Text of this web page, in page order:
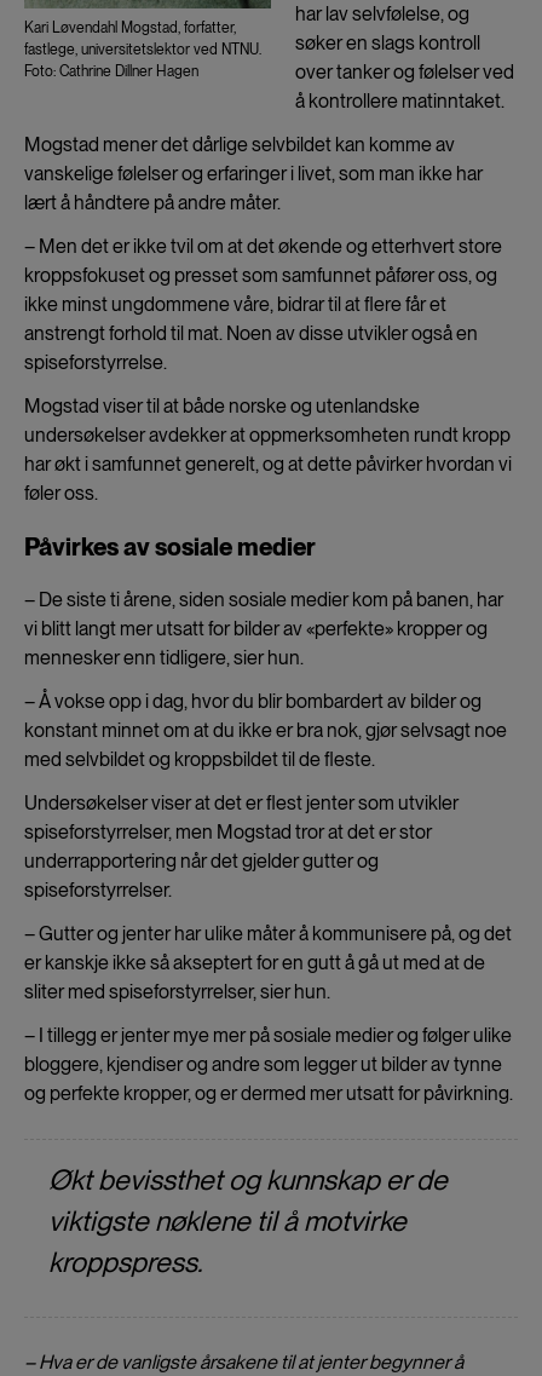
Kari Løvendahl Mogstad, forfatter,
fastlege, universitetslektor ved NTNU.
Foto: Cathrine Dillner Hagen
har lav selvfølelse, og
søker en slags kontroll
over tanker og følelser ved
å kontrollere matinntaket.
Mogstad mener det dårlige selvbildet kan komme av
vanskelige følelser og erfaringer i livet, som man ikke har
lært å håndtere på andre måter.
– Men det er ikke tvil om at det økende og etterhvert store
kroppsfokuset og presset som samfunnet påfører oss, og
ikke minst ungdommene våre, bidrar til at flere får et
anstrengt forhold til mat. Noen av disse utvikler også en
spiseforstyrrelse.
Mogstad viser til at både norske og utenlandske
undersøkelser avdekker at oppmerksomheten rundt kropp
har økt i samfunnet generelt, og at dette påvirker hvordan vi
føler oss.
Påvirkes av sosiale medier
– De siste ti årene, siden sosiale medier kom på banen, har
vi blitt langt mer utsatt for bilder av «perfekte» kropper og
mennesker enn tidligere, sier hun.
– Å vokse opp i dag, hvor du blir bombardert av bilder og
konstant minnet om at du ikke er bra nok, gjør selvsagt noe
med selvbildet og kroppsbildet til de fleste.
Undersøkelser viser at det er flest jenter som utvikler
spiseforstyrrelser, men Mogstad tror at det er stor
underrapportering når det gjelder gutter og
spiseforstyrrelser.
– Gutter og jenter har ulike måter å kommunisere på, og det
er kanskje ikke så akseptert for en gutt å gå ut med at de
sliter med spiseforstyrrelser, sier hun.
– I tillegg er jenter mye mer på sosiale medier og følger ulike
bloggere, kjendiser og andre som legger ut bilder av tynne
og perfekte kropper, og er dermed mer utsatt for påvirkning.
Økt bevissthet og kunnskap er de
viktigste nøklene til å motvirke
kroppspress.
– Hva er de vanligste årsakene til at jenter begynner å